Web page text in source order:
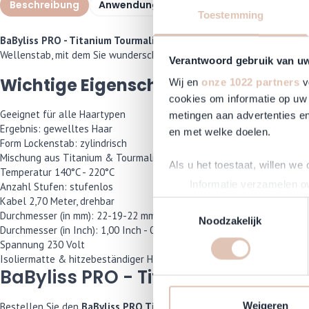
Toestemming
Verantwoord gebruik van
Wij en onze 1022 partners
cookies om informatie op
metingen aan advertenties
en met welke doelen.
Als u het toestaat, willen we
Informatie verzamelen
Uw apparaat
Lees meer over hoe uw
toestemming op elk
technieken). Met deze
en mogelijk ook buiten,
Noodzakelijk
Weigeren
Beschreibung Anwendung
BaByliss PRO - Titanium Tourmaline Triple WaverDreifach-
Wellenstab, mit dem Sie wunderschöne, sanft gewellte Locken
Wichtige Eigenschaften
Geeignet für alle Haartypen
Ergebnis: gewelltes Haar
Form Lockenstab: zylindrisch
Mischung aus Titanium & Tourmaline
Temperatur 140°C - 220°C
Anzahl Stufen: stufenlos
Kabel 2,70 Meter, drehbar
Durchmesser (in mm): 22-19-22 mm
Durchmesser (in Inch): 1,00 Inch - 0,75 Inch - 1,00 Inch
Spannung 230 Volt
Isoliermatte & hitzebeständiger Handschuh
BaByliss PRO - Titanium